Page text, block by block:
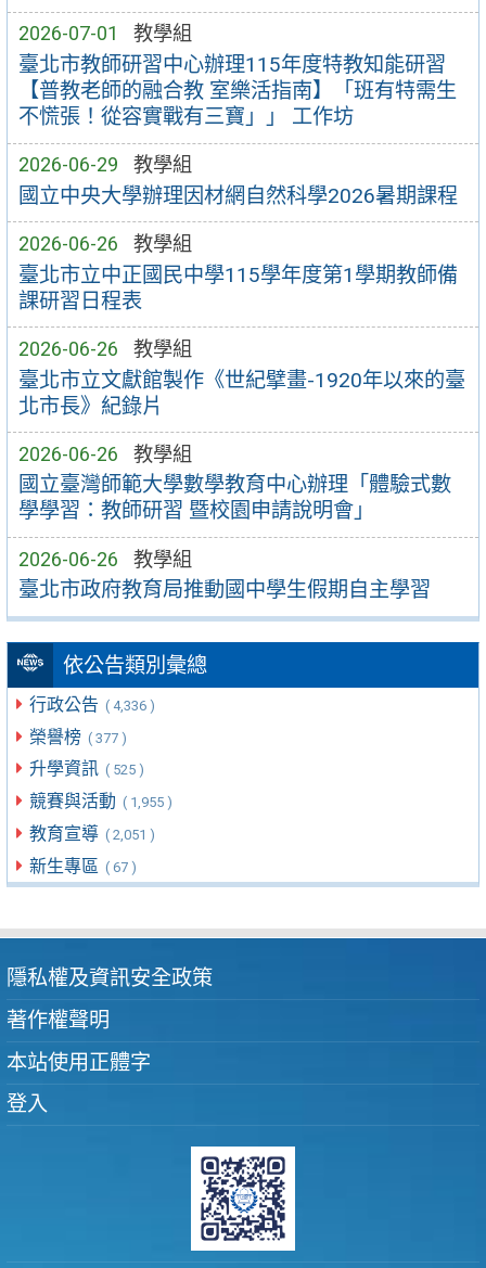
2026-07-01 教學組
臺北市教師研習中心辦理115年度特教知能研習
【普教老師的融合教 室樂活指南】「班有特需生
不慌張！從容實戰有三寶」」 工作坊
2026-06-29 教學組
國立中央大學辦理因材網自然科學2026暑期課程
2026-06-26 教學組
臺北市立中正國民中學115學年度第1學期教師備
課研習日程表
2026-06-26 教學組
臺北市立文獻館製作《世紀擘畫-1920年以來的臺
北市長》紀錄片
2026-06-26 教學組
國立臺灣師範大學數學教育中心辦理「體驗式數
學學習：教師研習 暨校園申請說明會」
2026-06-26 教學組
臺北市政府教育局推動國中學生假期自主學習
依公告類別彙總
行政公告 ( 4,336 )
榮譽榜 ( 377 )
升學資訊 ( 525 )
競賽與活動 ( 1,955 )
教育宣導 ( 2,051 )
新生專區 ( 67 )
隱私權及資訊安全政策
著作權聲明
本站使用正體字
登入